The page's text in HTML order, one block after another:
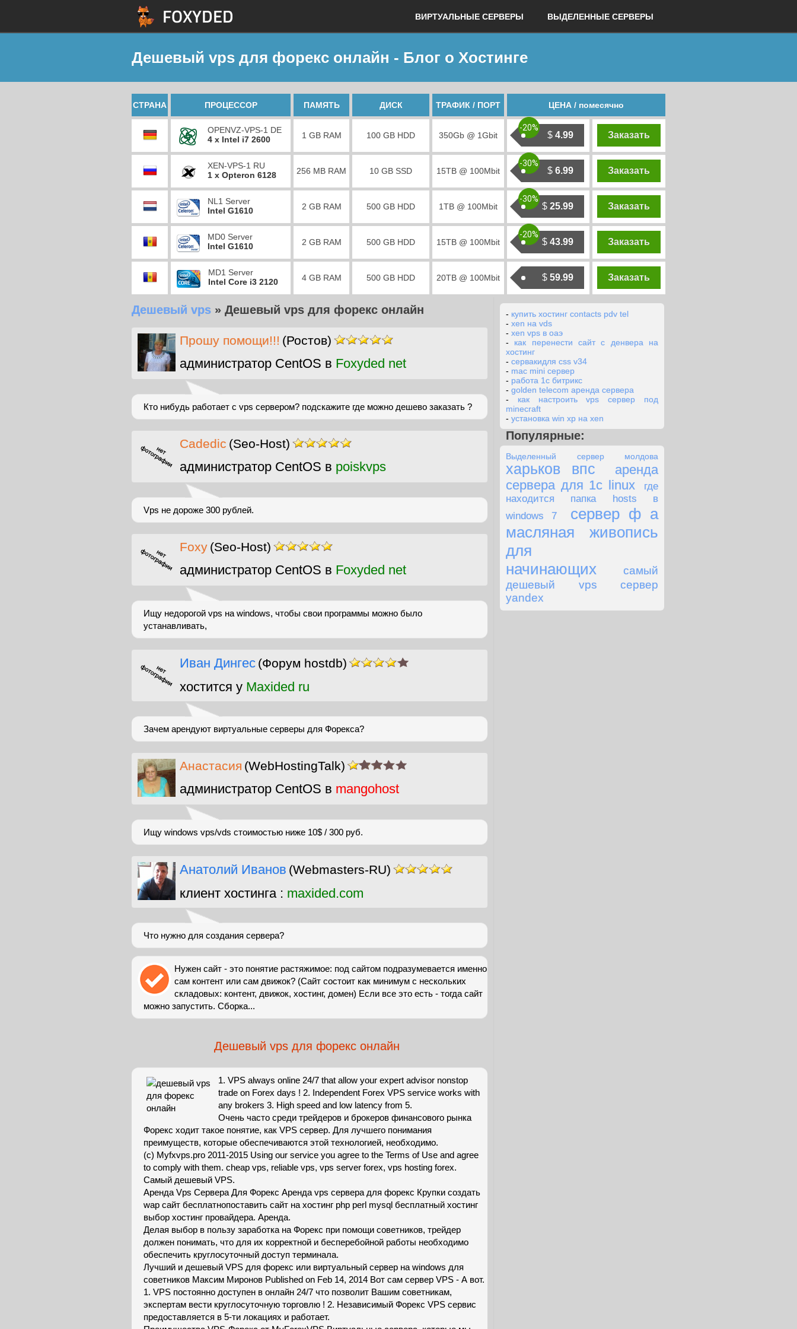
ВИРТУАЛЬНЫЕ СЕРВЕРЫ ВЫДЕЛЕННЫЕ СЕРВЕРЫ
Дешевый vps для форекс онлайн - Блог о Хостинге
СТРАНА ПРОЦЕССОР ПАМЯТЬ ДИСК ТРАФИК / ПОРТ ЦЕНА / помесячно
OPENVZ-VPS-1 DE
4 x Intel i7 2600
1 GB RAM 100 GB HDD 350Gb @ 1Gbit $ 4.99
-20%
Заказать
XEN-VPS-1 RU
1 x Opteron 6128
256 MB RAM 10 GB SSD 15TB @ 100Mbit $ 6.99
-30%
Заказать
NL1 Server
Intel G1610
2 GB RAM 500 GB HDD 1TB @ 100Mbit $ 25.99
-30%
Заказать
MD0 Server
Intel G1610
2 GB RAM 500 GB HDD 15TB @ 100Mbit $ 43.99
-20%
Заказать
MD1 Server
Intel Core i3 2120
4 GB RAM 500 GB HDD 20TB @ 100Mbit $ 59.99 Заказать
Дешевый vps » Дешевый vps для форекс онлайн
Прошу помощи!!! (Ростов)
администратор CentOS в Foxyded net
Кто нибудь работает с vps сервером? подскажите где можно дешево заказать ?
Cadedic (Seo-Host)
администратор CentOS в poiskvps
Vps не дороже 300 рублей.
Foxy (Seo-Host)
администратор CentOS в Foxyded net
Ищу недорогой vps на windows, чтобы свои программы можно было
устанавливать,
Иван Дингес (Форум hostdb)
хостится у Maxided ru
Зачем арендуют виртуальные серверы для Форекса?
Анастасия (WebHostingTalk)
администратор CentOS в mangohost
Ищу windows vps/vds стоимостью ниже 10$ / 300 руб.
Анатолий Иванов (Webmasters-RU)
клиент хостинга : maxided.com
Что нужно для создания сервера?
Нужен сайт - это понятие растяжимое: под сайтом подразумевается именно
сам контент или сам движок? (Сайт состоит как минимум с нескольких
складовых: контент, движок, хостинг, домен) Если все это есть - тогда сайт
можно запустить. Сборка...
Дешевый vps для форекс онлайн
1. VPS always online 24/7 that allow your expert advisor nonstop
trade on Forex days ! 2. Independent Forex VPS service works with
any brokers 3. High speed and low latency from 5.
Очень часто среди трейдеров и брокеров финансового рынка
Форекс ходит такое понятие, как VPS сервер. Для лучшего понимания
преимуществ, которые обеспечиваются этой технологией, необходимо.
(c) Myfxvps.pro 2011-2015 Using our service you agree to the Terms of Use and agree
to comply with them. cheap vps, reliable vps, vps server forex, vps hosting forex.
Самый дешевый VPS.
Аренда Vps Сервера Для Форекс Аренда vps сервера для форекс Крупки создать
wap сайт бесплатнопоставить сайт на хостинг php perl mysql бесплатный хостинг
выбор хостинг провайдера. Аренда.
Делая выбор в пользу заработка на Форекс при помощи советников, трейдер
должен понимать, что для их корректной и бесперебойной работы необходимо
обеспечить круглосуточный доступ терминала.
Лучший и дешевый VPS для форекс или виртуальный сервер на windows для
советников Максим Миронов Published on Feb 14, 2014 Вот сам сервер VPS - А вот.
1. VPS постоянно доступен в онлайн 24/7 что позволит Вашим советникам,
экспертам вести круглосуточную торговлю ! 2. Независимый Форекс VPS сервис
предоставляется в 5-ти локациях и работает.
- купить хостинг contacts pdv tel
- xen на vds
- xen vps в оаэ
- как перенести сайт с денвера на
хостинг
- сервакидля css v34
- mac mini сервер
- работа 1с битрикс
- golden telecom аренда сервера
- как настроить vps сервер под
minecraft
- установка win xp на xen
Популярные:
Выделенный сервер молдова
харьков впс
аренда
сервера для 1с linux
где
находится папка hosts в
windows 7
сервер ф а
масляная живопись
для
начинающих
самый
дешевый vps сервер
yandex